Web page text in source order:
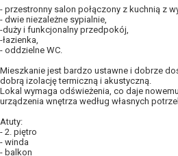
- przestronny salon połączony z kuchnią z
- dwie niezależne sypialnie,
-duży i funkcjonalny przedpokój,
-łazienka,
- oddzielne WC.
Mieszkanie jest bardzo ustawne i dobrze
dobrą izolację termiczną i akustyczną.
Lokal wymaga odświeżenia, co daje
urządzenia wnętrza według własnych
Atuty:
- 2. piętro
- winda
- balkon